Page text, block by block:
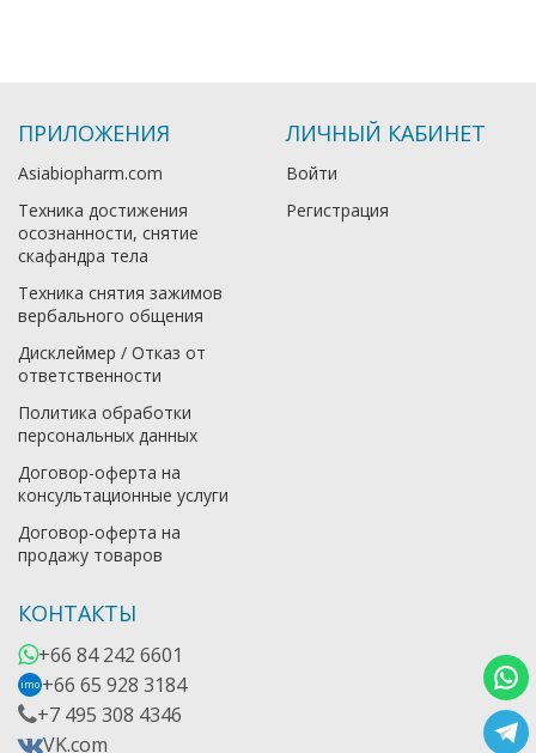
ПРИЛОЖЕНИЯ
Asiabiopharm.com
Техника достижения
осознанности, снятие
скафандра тела
Техника снятия зажимов
вербального общения
Дисклеймер / Отказ от
ответственности
Политика обработки
персональных данных
Договор-оферта на
консультационные услуги
Договор-оферта на
продажу товаров
ЛИЧНЫЙ КАБИНЕТ
Войти
Регистрация
КОНТАКТЫ
+66 84 242 6601
imo +66 65 928 3184
+7 495 308 4346
VK.com